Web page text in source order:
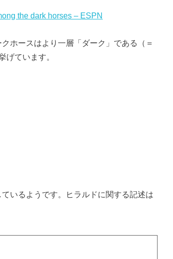
the dark horses – ESPN
ホースはより一層「ダーク」である（＝
げています。
いるようです。ヒラルドに関する記述は